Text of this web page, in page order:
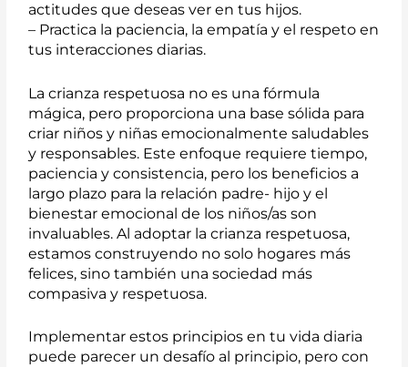
actitudes que deseas ver en tus hijos.
– Practica la paciencia, la empatía y el respeto en
tus interacciones diarias.
La crianza respetuosa no es una fórmula
mágica, pero proporciona una base sólida para
criar niños y niñas emocionalmente saludables
y responsables. Este enfoque requiere tiempo,
paciencia y consistencia, pero los beneficios a
largo plazo para la relación padre- hijo y el
bienestar emocional de los niños/as son
invaluables. Al adoptar la crianza respetuosa,
estamos construyendo no solo hogares más
felices, sino también una sociedad más
compasiva y respetuosa.
Implementar estos principios en tu vida diaria
puede parecer un desafío al principio, pero con